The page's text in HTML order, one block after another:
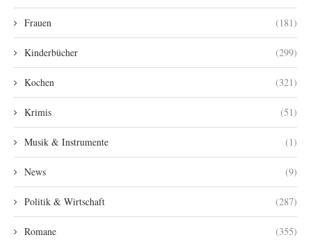
Frauen (181)
Kinderbücher (299)
Kochen (321)
Krimis (51)
Musik & Instrumente (1)
News (9)
Politik & Wirtschaft (287)
Romane (355)